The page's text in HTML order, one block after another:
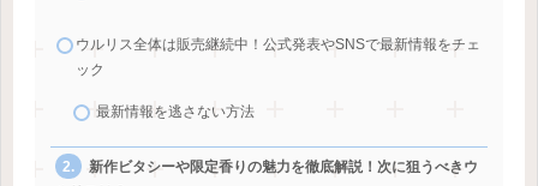
ウルリス全体は販売継続中！公式発表やSNSで最新情報をチェ
ック
最新情報を逃さない方法
新作ビタシーや限定香りの魅力を徹底解説！次に狙うべきウ